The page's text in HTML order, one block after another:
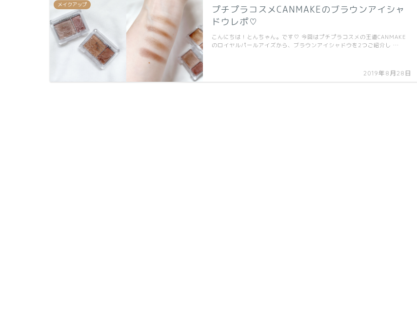
メイクアップ
プチプラコスメCANMAKEのブラウンアイシャ
ドウレポ♡
2019年8月28日
こんにちは！とんちゃん。です♡ 今回はプチプラコスメの王道CANMAKE
のロイヤルパールアイズから、ブラウンアイシャドウを2つご紹介し …